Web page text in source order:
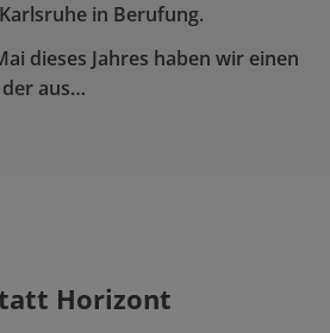
in Berufung.
dieses Jahres haben wir einen
aus…
Horizont